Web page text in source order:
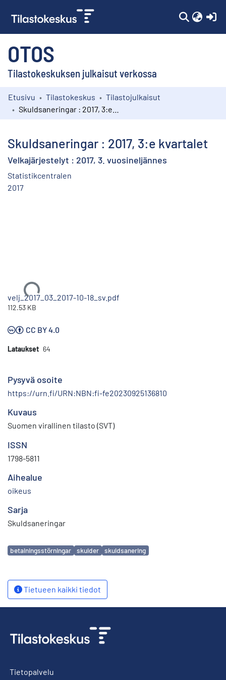
OTOS
Tilastokeskuksen julkaisut verkossa
Kokoelmat
Etusivu Tilastokeskus
Tilastojulkaisut
Skuldsaneringar : 2017, 3:e kvartalet
Velkajärjestelyt : 2017, 3. vuosineljännes
Statistikcentralen
2017
Ladataan...
velj_2017_03_2017-10-18_sv.pdf
112.53 KB
CC BY 4.0
Lataukset 64
Pysyvä osoite
https://urn.fi/URN:NBN:fi-fe20230925136810
Kuvaus
Suomen virallinen tilasto (SVT)
ISSN
1798-5811
Aihealue
oikeus
Sarja
Skuldsaneringar
Avainsanat
betalningsstörningar skulder skuldsanering
Tietueen kaikki tiedot
Tietopalvelu